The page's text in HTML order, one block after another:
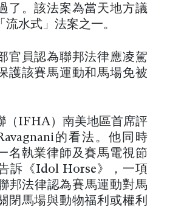
了。該法案為當天地方議
流水式」法案之一。
官員認為聯邦法律應凌駕
護該賽馬運動和馬場免被
（IFHA）南美地區首席評
的看法。他同時
名執業律師及賽馬電視節
訴《Idol Horse》，一項
邦法律認為賽馬運動對馬
閉馬場與動物福利或權利